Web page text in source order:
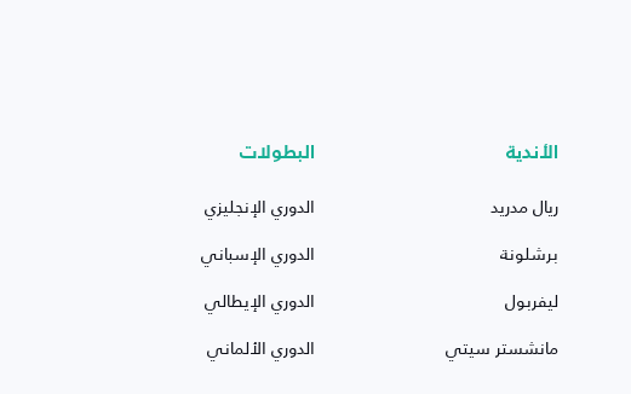
الأندية
ريال مدريد
برشلونة
ليفربول
مانشستر سيتي
البطولات
الدوري الإنجليزي
الدوري الإسباني
الدوري الإيطالي
الدوري الألماني